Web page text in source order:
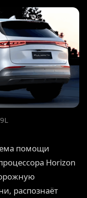
помощи
Horizon
распознаёт